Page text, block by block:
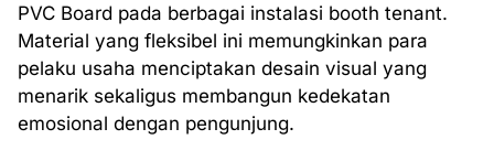
PVC Board pada berbagai instalasi booth tenant.
Material yang fleksibel ini memungkinkan para
pelaku usaha menciptakan desain visual yang
menarik sekaligus membangun kedekatan
emosional dengan pengunjung.